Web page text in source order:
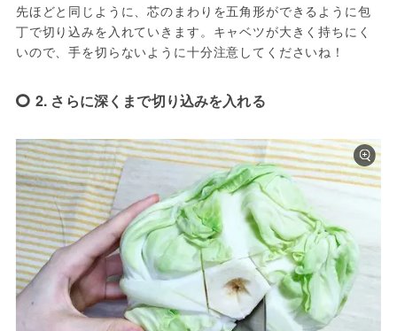
先ほどと同じように、芯のまわりを五角形ができるように包
丁で切り込みを入れていきます。キャベツが大きく持ちにく
いので、手を切らないように十分注意してくださいね！
2. さらに深くまで切り込みを入れる